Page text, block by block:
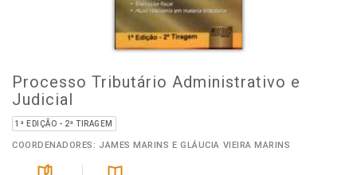
Processo Tributário Administrativo e
Judicial
1ª EDIÇÃO - 2ª TIRAGEM
COORDENADORES: JAMES MARINS E GLÁUCIA VIEIRA MARINS